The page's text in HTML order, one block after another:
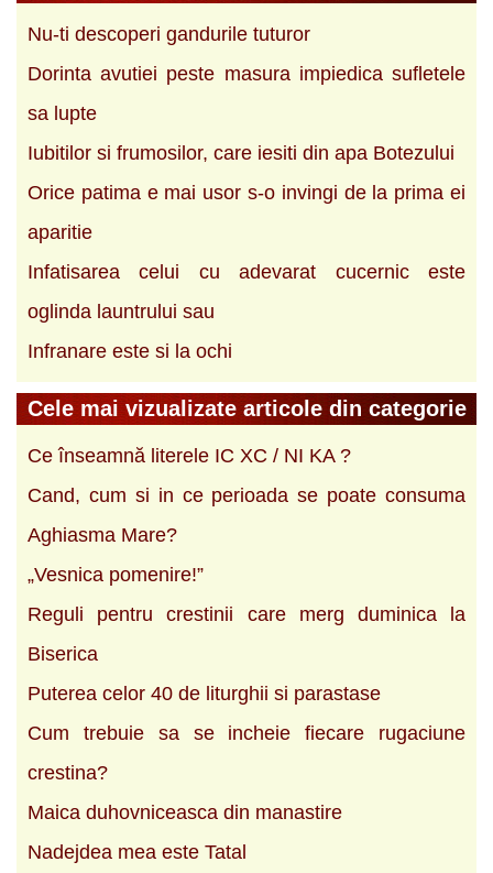
Nu-ti descoperi gandurile tuturor
Dorinta avutiei peste masura impiedica sufletele
sa lupte
Iubitilor si frumosilor, care iesiti din apa Botezului
Orice patima e mai usor s-o invingi de la prima ei
aparitie
Infatisarea celui cu adevarat cucernic este
oglinda launtrului sau
Infranare este si la ochi
Cele mai vizualizate articole din categorie
Ce înseamnă literele IC XC / NI KA ?
Cand, cum si in ce perioada se poate consuma
Aghiasma Mare?
„Vesnica pomenire!”
Reguli pentru crestinii care merg duminica la
Biserica
Puterea celor 40 de liturghii si parastase
Cum trebuie sa se incheie fiecare rugaciune
crestina?
Maica duhovniceasca din manastire
Nadejdea mea este Tatal